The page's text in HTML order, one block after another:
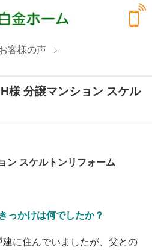
客様の声
様 分譲マンション スケル
ン スケルトンリフォーム
っかけは何でしたか？
に住んでいましたが、父との